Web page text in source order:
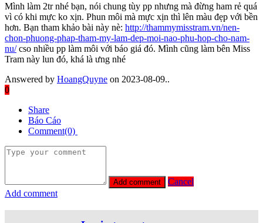
Mình làm 2tr nhé bạn, nói chung tùy pp nhưng mà đừng ham rẻ quá
vì có khi mực ko xịn. Phun môi mà mực xịn thì lên màu đẹp với bền
hơn. Bạn tham khảo bài này nè: http://thammymisstram.vn/nen-
chon-phuong-phap-tham-my-lam-dep-moi-nao-phu-hop-cho-nam-
nu/cso nhiều pp làm môi với báo giá đó. Mình cũng làm bên Miss
Tram này lun đó, khá là ưng nhé
Answered by HoangQuyne on 2023-08-09..
0
Share
Báo Cáo
Comment(0)
Cancel
Add comment